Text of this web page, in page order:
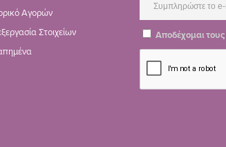
Αγορών
Στοιχείων
Αποδέχομαι τους